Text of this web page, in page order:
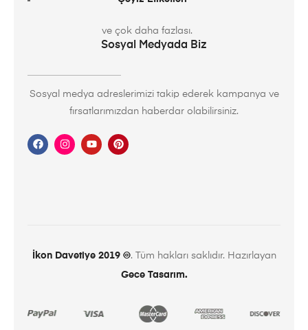
ve çok daha fazlası.
Sosyal Medyada Biz
Sosyal medya adreslerimizi takip ederek kampanya ve
fırsatlarımızdan haberdar olabilirsiniz.
İkon Davetiye 2019 ©. Tüm hakları saklıdır. Hazırlayan
Gece Tasarım.